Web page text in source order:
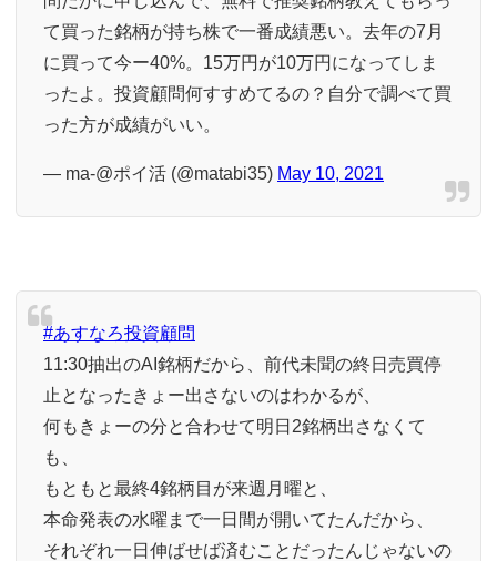
て買った銘柄が持ち株で一番成績悪い。去年の7月
に買って今ー40%。15万円が10万円になってしま
ったよ。投資顧問何すすめてるの？自分で調べて買
った方が成績がいい。
— ma-@ポイ活 (@matabi35) May 10, 2021
#あすなろ投資顧問
11:30抽出のAI銘柄だから、前代未聞の終日売買停
止となったきょー出さないのはわかるが、
何もきょーの分と合わせて明日2銘柄出さなくて
も、
もともと最終4銘柄目が来週月曜と、
本命発表の水曜まで一日間が開いてたんだから、
それぞれ一日伸ばせば済むことだったんじゃないの